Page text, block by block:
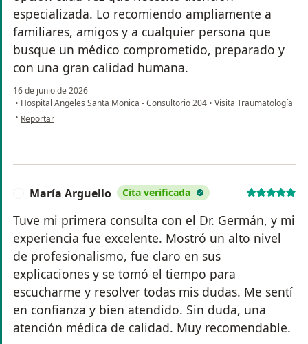
especializada. Lo recomiendo ampliamente a
familiares, amigos y a cualquier persona que
busque un médico comprometido, preparado y
con una gran calidad humana.
16 de junio de 2026
• Hospital Angeles Santa Monica - Consultorio 204 • Visita Traumatología
• en opinión del usuario MDA
Reportar
María Arguello Cita verificada
Tuve mi primera consulta con el Dr. Germán, y mi
experiencia fue excelente. Mostró un alto nivel
de profesionalismo, fue claro en sus
explicaciones y se tomó el tiempo para
escucharme y resolver todas mis dudas. Me sentí
en confianza y bien atendido. Sin duda, una
atención médica de calidad. Muy recomendable.